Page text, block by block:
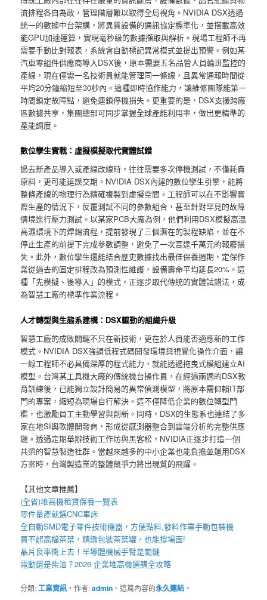
流排程各自為政，管理階層難以取得全局視角。NVIDIA DSX透過
統一的數據中台架構，將異質設備的通訊協定標準化，並搭載高效
能GPU加速運算，實現毫秒級的數據擷取與解析。現場工程師不再
需要手動比對報表，系統會自動標記異常模式並提出預警。例如某
汽車零組件供應商導入DSX後，原本需要五名品管人員輪班監控的
產線，現在僅需一名技術員就能管理同一條線，且異常通報時間從
平均20分鐘縮短至30秒內。這種即時協作能力，讓維修團隊能第一
時間鎖定故障點，避免連鎖停機損失。更重要的是，DSX支援跨廠
區數據共享，集團總部可同步掌握全球產能利用率，做出更精準的
產能調度。
數位孿生實戰：虛擬模擬取代實體試錯
過去新產品導入或產線改線時，往往需要多次停機測試，不僅耗費
原料，更可能延誤交期。NVIDIA DSX內建的數位孿生引擎，能將
整條產線的物理行為精確複製到虛擬空間。工程師可以在不影響實
際生產的情況下，反覆測試不同的參數組合，甚至針對罕見的故障
情境進行壓力測試。以某家PCB大廠為例，他們利用DSX模擬高溫
高濕環境下的焊錫流程，提前發現了三個潛在的製程缺陷，並在不
停止生產的前提下完成參數調整，避免了一次高達千萬元的報廢損
失。此外，數位孿生還能結合歷史數據找出最佳保養週期，定保作
業從過去的固定排程改為預測性維護，設備壽命平均延長20%。這
種「先模擬、後導入」的模式，正逐步取代傳統的實體試錯法，成
為智慧工廠的標準作業流程。
人才轉型與生態系建構：DSX驅動的組織升級
智慧工廠的成敗關鍵不只在新技術，更在於人員能否適應新的工作
模式。NVIDIA DSX強調低程式碼開發環境與視覺化操作介面，讓
一線工程師不必具備深厚的程式能力，就能透過拖曳式模組建立AI
模型。台灣某工具機大廠的傳統機台操作員，在經過兩週的DSX教
育訓練後，已能獨立設計簡易的異常偵測模型，將原本需仰賴IT部
門的專案，縮短為現場自行解決。這不僅降低企業的數位轉型門
檻，也激勵員工主動學習與創新。同時，DSX的生態系也連結了多
家在地SI與軟體開發商，形成從感測器整合到雲端分析的完整供應
鏈。透過定期舉辦技術工作坊與黑客松，NVIDIA正逐步打造一個
共榮的智慧製造社群。當越來越多的中小企業也能負擔並運用DSX
方案時，台灣製造業的整體競爭力將出現質的飛躍。
【其他文章推薦】
(全省)堆高機租賃保養一覽表
零件量產就選CNC車床
全自動SMD電子零件技術機器 ，方便點料,發料作業手動包裝機
買不起高檔茶葉，精緻包裝茶葉罐 ，也能撐場面!
晶片良率衝上去！半導體機械手臂是關鍵
電動還是柴油？2026 企業堆高機選購全攻略
分類:工業資訊 ，作者:admin 。這篇內容的永久連結 。